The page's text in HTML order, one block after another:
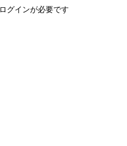
グインが必要です